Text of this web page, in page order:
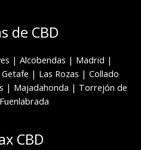
de CBD
| Alcobendas | Madrid |
Getafe | Las Rozas | Collado
| Majadahonda | Torrejón de
Fuenlabrada
CBD